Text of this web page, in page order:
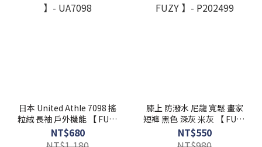
日本 United Athle 7098 搖
粒絨 長袖 戶外機能 【 FUZY
】- UA7098
NT$680
膝上 防潑水 尼龍 寬鬆 畫家
短褲 黑色 深灰 米灰 【 FUZY
】- P202499
NT$550